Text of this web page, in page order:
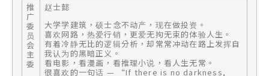
推
广
委
员
会
主
委
赵士懿
大学学建筑，硕士念不动产，现在做投资。
喜欢网路，热爱行销，更爱无拘无束的体验人生。
有着冷静无比的逻辑分析，却常常冲动在路上发挥自
我认为的黑暗正义。
看电影，看漫画，看推理小说，看人生无常。
很喜欢的一句话 — “If there is no darkness,